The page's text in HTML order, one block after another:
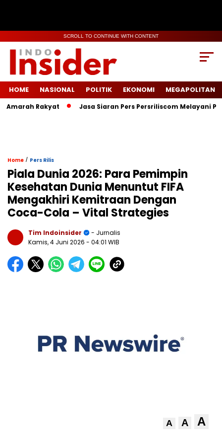
SCROLL TO CONTINUE WITH CONTENT
HOME NASIONAL POLITIK EKONOMI MEGAPOLITAN
Rakyat Jasa Siaran Pers Persriliscom Melayani
Home / Pers Rilis
Piala Dunia 2026: Para Pemimpin
Kesehatan Dunia Menuntut FIFA
Mengakhiri Kemitraan Dengan
Coca-Cola – Vital Strategies
Tim Indoinsider
- Jurnalis
Kamis, 4 Juni 2026 - 04:01 WIB
A A A